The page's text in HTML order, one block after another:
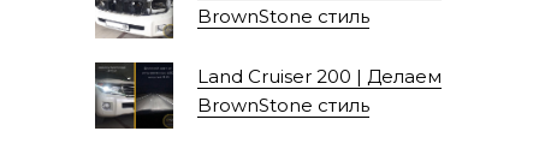
BrownStone стиль
Land Cruiser 200 | Делаем
BrownStone стиль